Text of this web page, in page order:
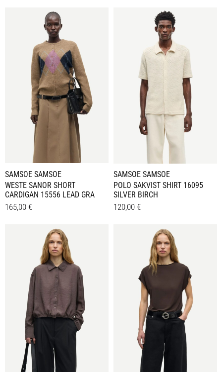
Produkt
mehrere
Varianten
auf.
Die
Optionen
können
auf
der
Produktseite
werden
Produkt
mehrere
Varianten
auf.
Die
Optionen
können
auf
der
Produktseite
werden
SAMSOE SAMSOE
WESTE SANOR SHORT
CARDIGAN 15556 LEAD GRA
165,00 €
Produkt
weist
mehrere
Varianten
auf.
Die
Optionen
können
auf
der
Produktseite
gewählt
SAMSOE SAMSOE
POLO SAKVIST SHIRT 16095
SILVER BIRCH
120,00 €
Produkt
weist
mehrere
Varianten
auf.
Optionen
können
auf
der
Produktseite
gewählt